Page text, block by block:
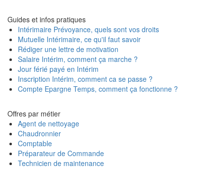
Guides et infos pratiques
Intérimaire Prévoyance, quels sont vos droits
Mutuelle Intérimaire, ce qu'il faut savoir
Rédiger une lettre de motivation
Salaire Intérim, comment ça marche ?
Jour férié payé en Intérim
Inscription Intérim, comment ca se passe ?
Compte Epargne Temps, comment ça fonctionne ?
Offres par métier
Agent de nettoyage
Chaudronnier
Comptable
Préparateur de Commande
Technicien de maintenance